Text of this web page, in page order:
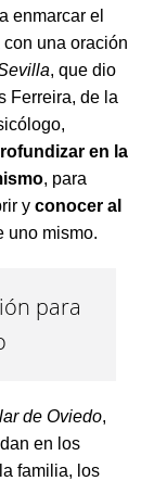
enmarcar el
una oración
, que dio
Ferreira, de la
en la
, para
y conocer al
uno mismo.
para
de Oviedo,
en los
familia, los